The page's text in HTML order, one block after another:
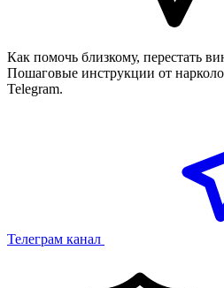
Как помочь близкому, перестать
Пошаговые инструкции от
Telegram.
Телеграм канал